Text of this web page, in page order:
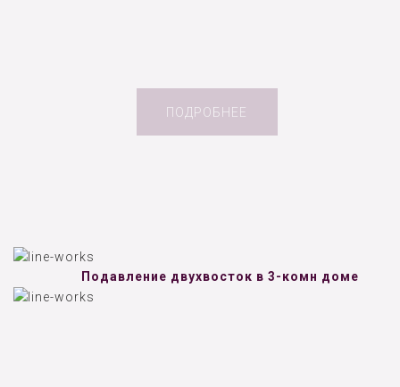
ПОДРОБНЕЕ
Подавление двухвосток в 3-комн доме